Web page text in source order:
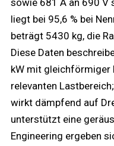
sowie 681 A an 690 V
liegt bei 95,6 % bei
beträgt 5430 kg, die
Diese Daten
kW mit gleichförmiger
relevanten
wirkt dämpfend auf
unterstützt eine
Engineering ergeben